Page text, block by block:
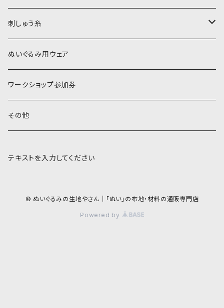
刺しゅう糸
COSMO 25番刺しゅう糸
ぬいぐるみ用ウェア
ワークショップ参加券
その他
テキストを入力してください
© ぬいぐるみの生地やさん｜「ぬい」の布地・材料の通販専門店
Powered by